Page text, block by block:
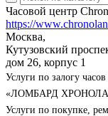
Часовой центр
https://
Москва,
Кутузовский
дом 26, корпус 1
Услуги по залогу
«ЛОМБАРД
Услуги по покупке,